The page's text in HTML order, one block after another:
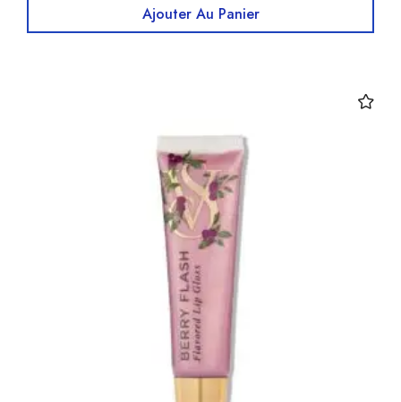
Ajouter Au Panier